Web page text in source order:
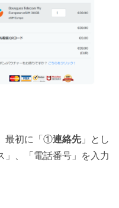
最初に「①連絡先」とし
」、「電話番号」を入力